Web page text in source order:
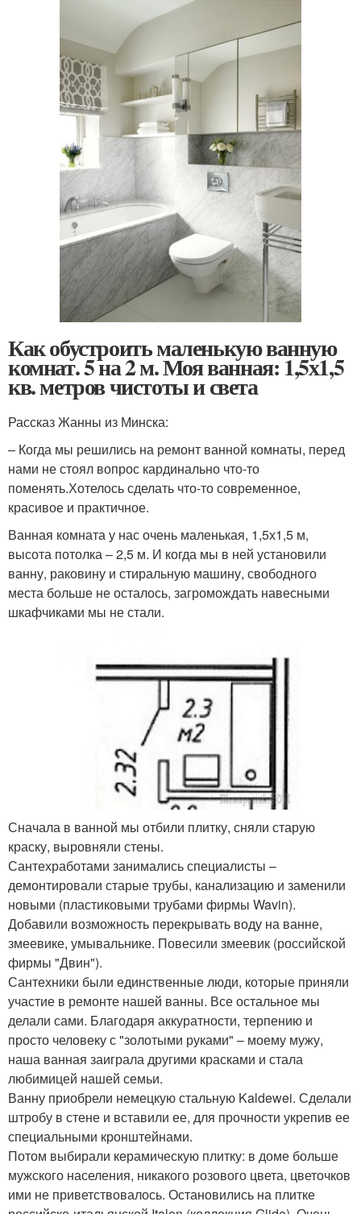
Как обустроить маленькую ванную
комнат. 5 на 2 м. Моя ванная: 1,5х1,5
кв. метров чистоты и света
Рассказ Жанны из Минска:
– Когда мы решились на ремонт ванной комнаты, перед
нами не стоял вопрос кардинально что-то
поменять.Хотелось сделать что-то современное,
красивое и практичное.
Ванная комната у нас очень маленькая, 1,5х1,5 м,
высота потолка – 2,5 м. И когда мы в ней установили
ванну, раковину и стиральную машину, свободного
места больше не осталось, загромождать навесными
шкафчиками мы не стали.
Сначала в ванной мы отбили плитку, сняли старую
краску, выровняли стены.
Сантехработами занимались специалисты –
демонтировали старые трубы, канализацию и заменили
новыми (пластиковыми трубами фирмы Wavin).
Добавили возможность перекрывать воду на ванне,
змеевике, умывальнике. Повесили змеевик (российской
фирмы "Двин").
Сантехники были единственные люди, которые приняли
участие в ремонте нашей ванны. Все остальное мы
делали сами. Благодаря аккуратности, терпению и
просто человеку с "золотыми руками" – моему мужу,
наша ванная заиграла другими красками и стала
любимицей нашей семьи.
Ванну приобрели немецкую стальную Kaldewei. Сделали
штробу в стене и вставили ее, для прочности укрепив ее
специальными кронштейнами.
Потом выбирали керамическую плитку: в доме больше
мужского населения, никакого розового цвета, цветочков
ими не приветствовалось. Остановились на плитке